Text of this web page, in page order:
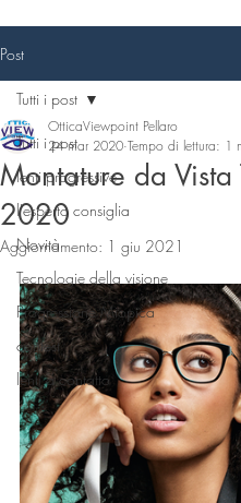
Post
Tutti i post
lenti progressive
l'esperto consiglia
Novità
Tecnologie della visione
Progressione Miopica
contest
lenti a contatto
Tutti i post
Montature da Vista
2020
OtticaViewpoint Pellaro
24 mar 2020 Tempo di lettura: 1
Aggiornamento: 1 giu 2021